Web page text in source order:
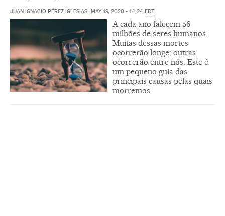
JUAN IGNACIO PÉREZ IGLESIAS MAY 19, 2020 - 14:24 EDT
A cada ano falecem 56
milhões de seres humanos.
Muitas dessas mortes
ocorrerão longe; outras
ocorrerão entre nós. Este é
um pequeno guia das
principais causas pelas quais
morremos